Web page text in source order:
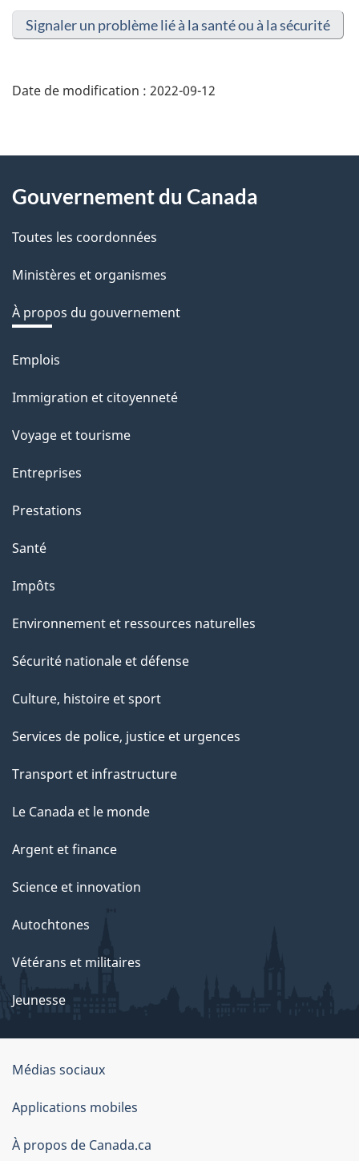
Signaler un problème lié à la santé ou à la sécurité
Date de modification : 2022-09-12
About
this
site
Gouvernement du Canada
Toutes les coordonnées
Ministères et organismes
À propos du gouvernement
Thèmes
sujets
Emplois
Immigration et citoyenneté
Voyage et tourisme
Entreprises
Prestations
Santé
Impôts
Environnement et ressources naturelles
Sécurité nationale et défense
Culture, histoire et sport
Services de police, justice et urgences
Transport et infrastructure
Le Canada et le monde
Argent et finance
Science et innovation
Autochtones
Vétérans et militaires
Jeunesse
À
propos
de
Médias sociaux
Applications mobiles
À propos de Canada.ca